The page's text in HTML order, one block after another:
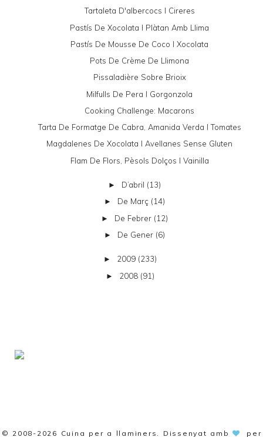
Tartaleta D'albercocs I Cireres
Pastís De Xocolata I Plàtan Amb Llima
Pastís De Mousse De Coco I Xocolata
Pots De Crème De Llimona
Pissaladière Sobre Brioix
Milfulls De Pera I Gorgonzola
Cooking Challenge: Macarons
Tarta De Formatge De Cabra, Amanida Verda I Tomates
Magdalenes De Xocolata I Avellanes Sense Gluten
Flam De Flors, Pèsols Dolços I Vainilla
► D’abril (13)
► De Març (14)
► De Febrer (12)
► De Gener (6)
► 2009 (233)
► 2008 (91)
© 2008-2026 Cuina per a llaminers . Dissenyat amb per